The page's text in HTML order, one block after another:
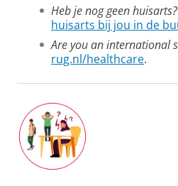
Heb je nog geen huisarts?
huisarts bij jou in de
Are you an international
rug.nl/healthcare.